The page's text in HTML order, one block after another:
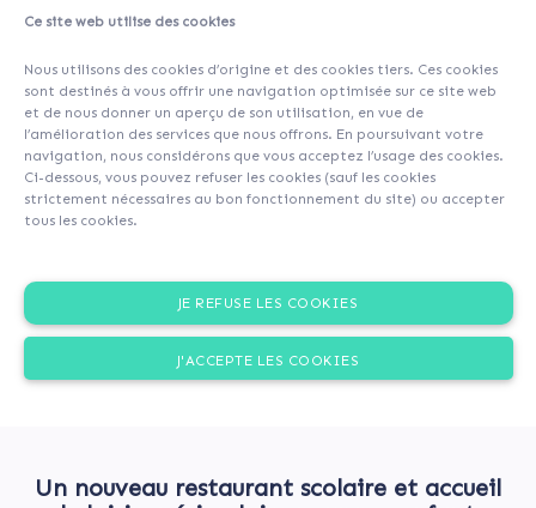
Ce site web utilise des cookies
Nous utilisons des cookies d’origine et des cookies tiers. Ces cookies
sont destinés à vous offrir une navigation optimisée sur ce site web
et de nous donner un aperçu de son utilisation, en vue de
l’amélioration des services que nous offrons. En poursuivant votre
navigation, nous considérons que vous acceptez l’usage des cookies.
Ci-dessous, vous pouvez refuser les cookies (sauf les cookies
strictement nécessaires au bon fonctionnement du site) ou accepter
tous les cookies.
JE REFUSE LES COOKIES
J'ACCEPTE LES COOKIES
Un nouveau restaurant scolaire et accueil